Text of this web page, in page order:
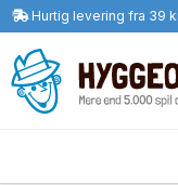
Hurtig levering fra 39